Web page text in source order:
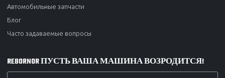
Автомобильные запчасти
Блог
Часто задаваемые вопросы
REBORNOR ПУСТЬ ВАША МАШИНА ВОЗРОДИТСЯ!